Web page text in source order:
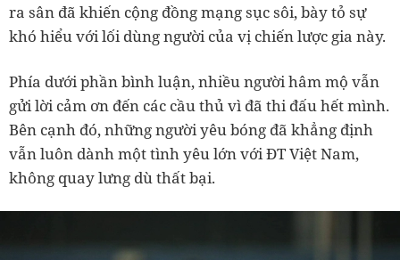
ra sân đã khiến cộng đồng mạng sục sôi, bày tỏ sự
khó hiểu với lối dùng người của vị chiến lược gia này.
Phía dưới phần bình luận, nhiều người hâm mộ vẫn
gửi lời cảm ơn đến các cầu thủ vì đã thi đấu hết mình.
Bên cạnh đó, những người yêu bóng đã khẳng định
vẫn luôn dành một tình yêu lớn với ĐT Việt Nam,
không quay lưng dù thất bại.